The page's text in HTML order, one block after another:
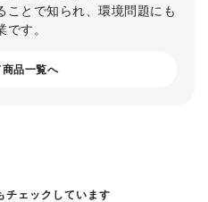
ことで知られ、環境問題にも
す。
商品一覧へ
チェックしています